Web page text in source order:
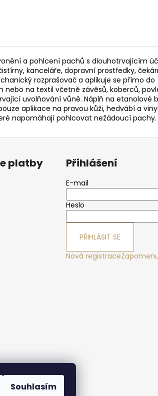
Souhlasím
a pohlcení pachů s dlouhotrvajícím
kanceláře, dopravní prostředky,
rozprašovač a aplikuje se přímo do
na textil včetně závěsů, koberců,
uvolňování vůně. Náplň na etanolové
aplikace na pravou kůži, hedvábí a
napomáhají pohlcovat nežádoucí pachy.
platby Přihlášení
E-mail
Heslo
PŘIHLÁSIT SE
Nová registrace